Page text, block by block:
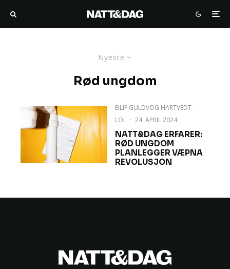
Nyeste
Rød ungdom
EILIF GULDVOG HARTVEDT ·
LOL · 24. APRIL 2024
NATT&DAG ERFARER:
RØD UNGDOM
PLANLEGGER VÆPNA
REVOLUSJON